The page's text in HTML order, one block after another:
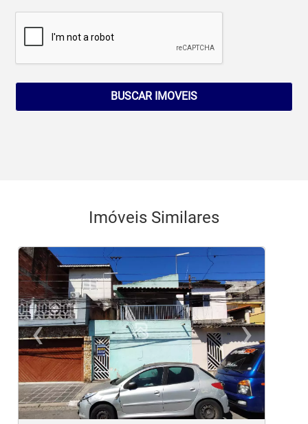
BUSCAR IMOVEIS
Imóveis Similares
‹
Previous
›